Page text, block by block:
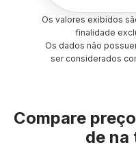
Os valores exibidos
finalidade
Os dados não
ser considerados
Compare
de na